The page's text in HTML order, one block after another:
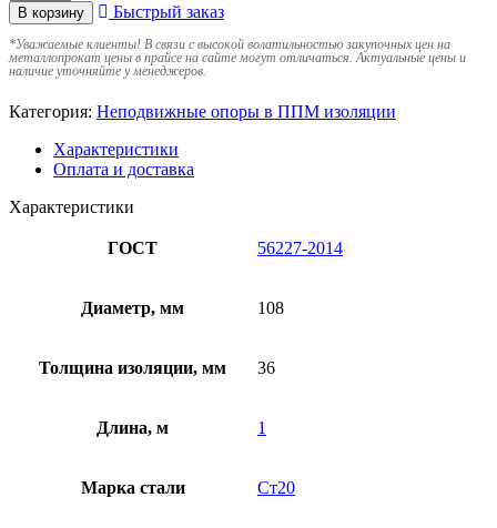
В корзину Быстрый заказ
*Уважаемые клиенты! В связи с высокой волатильностью закупочных цен на
металлопрокат цены в прайсе на сайте могут отличаться. Актуальные цены и
наличие уточняйте у менеджеров.
Категория: Неподвижные опоры в ППМ изоляции
Характеристики
Оплата и доставка
Характеристики
ГОСТ 56227-2014
Диаметр, мм 108
Толщина изоляции, мм 36
Длина, м 1
Марка стали Ст20